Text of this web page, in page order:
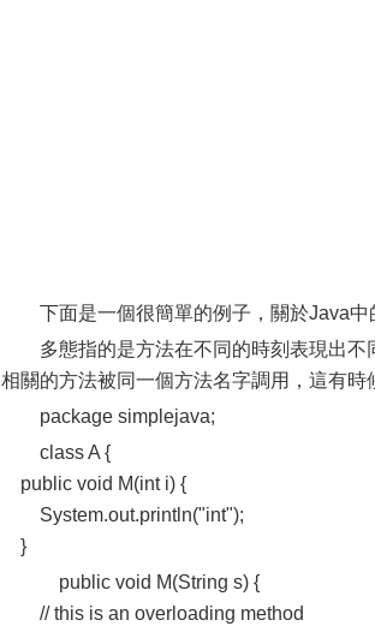
下面是一個很簡單的例子，關於Java中
多態指的是方法在不同的時刻表現出
相關的方法被同一個方法名字調用，這有時
package simplejava;
class A {
public void M(int i) {
System.out.println("int");
}
public void M(String s) {
// this is an overloading method